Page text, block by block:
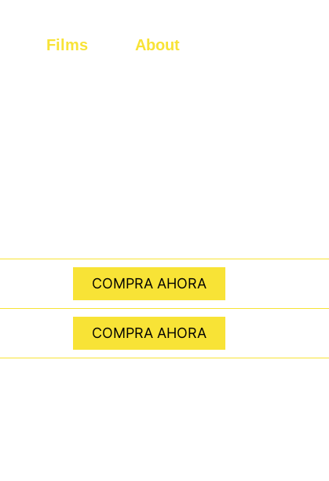
Films About
COMPRA AHORA
COMPRA AHORA